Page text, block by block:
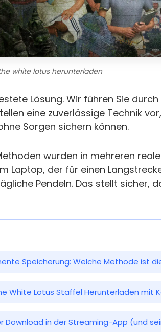
white lotus herunterladen
Lösung. Wir führen Sie
eine zuverlässige Technik
Sorgen sichern können.
wurden in mehreren
Laptop, der für einen
Pendeln. Das stellt sicher,
Speicherung: Welche Methode ist
White Lotus Staffel Herunterladen mit
Download in der Streaming-App (und